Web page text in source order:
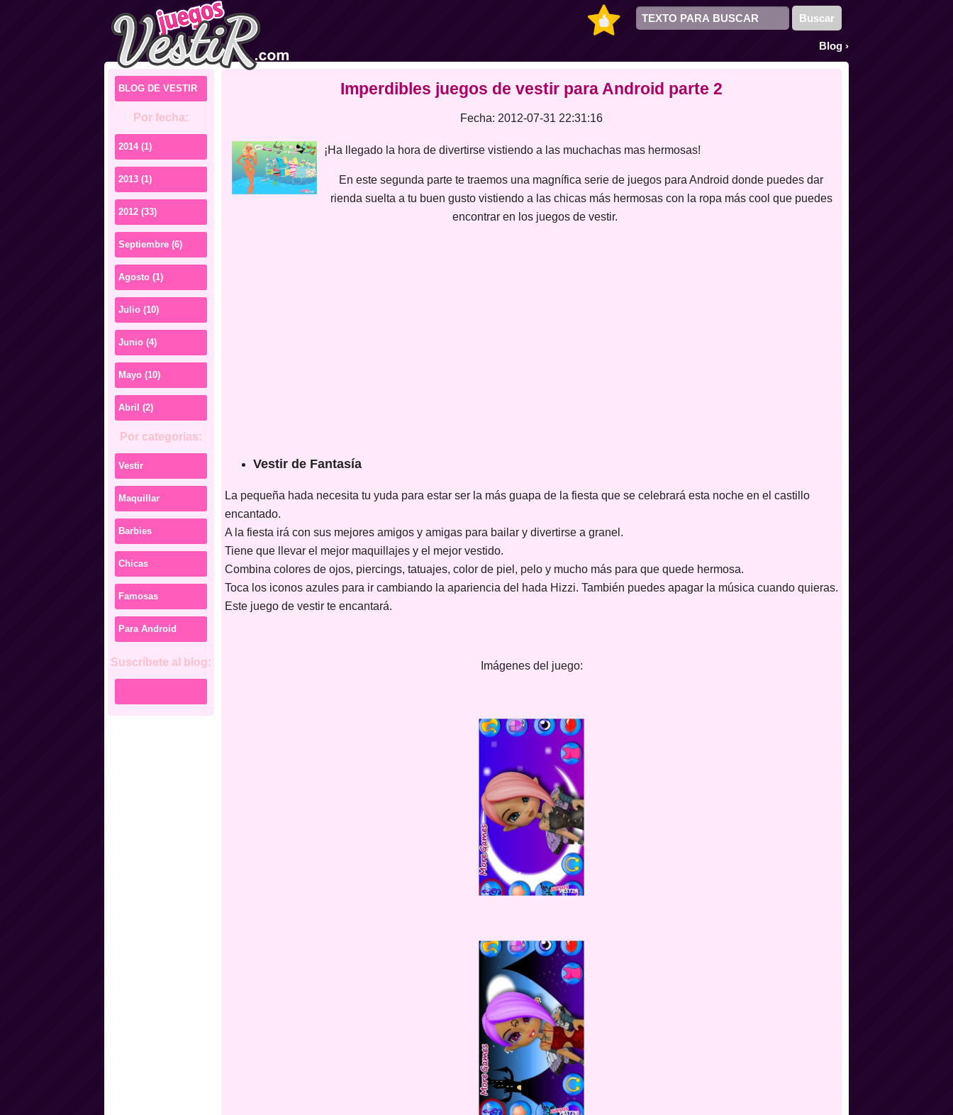
Blog ›
Imperdibles juegos de vestir para Android parte 2
BLOG DE VESTIR
Por fecha:
2014 (1)
2013 (1)
2012 (33)
Septiembre (6)
Agosto (1)
Julio (10)
Junio (4)
Mayo (10)
Abril (2)
Por categorias:
Vestir
Maquillar
Barbies
Chicas
Famosas
Para Android
Suscríbete al blog:
Imperdibles juegos de vestir para Android parte 2
Fecha: 2012-07-31 22:31:16
¡Ha llegado la hora de divertirse vistiendo a las muchachas mas hermosas!
En este segunda parte te traemos una magnífica serie de juegos para Android donde puedes dar
rienda suelta a tu buen gusto vistiendo a las chicas más hermosas con la ropa más cool que puedes
encontrar en los juegos de vestir.
Vestir de Fantasía
La pequeña hada necesita tu yuda para estar ser la más guapa de la fiesta que se celebrará esta noche en el castillo
encantado.
A la fiesta irá con sus mejores amigos y amigas para bailar y divertirse a granel.
Tiene que llevar el mejor maquillajes y el mejor vestido.
Combina colores de ojos, piercings, tatuajes, color de piel, pelo y mucho más para que quede hermosa.
Toca los iconos azules para ir cambiando la apariencia del hada Hizzi. También puedes apagar la música cuando quieras.
Este juego de vestir te encantará.
Imágenes del juego: